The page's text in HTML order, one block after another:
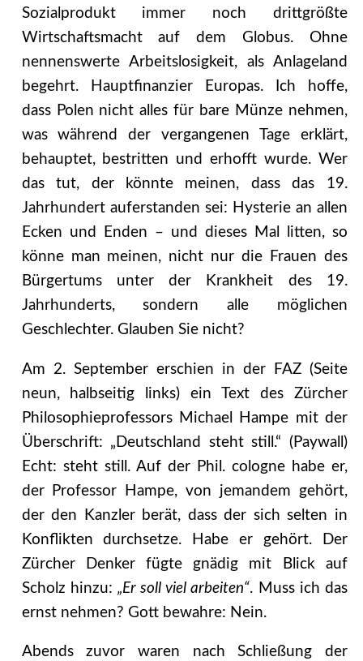
Sozialprodukt immer noch drittgrößte
Wirtschaftsmacht auf dem Globus. Ohne
nennenswerte Arbeitslosigkeit, als Anlageland
begehrt. Hauptfinanzier Europas. Ich hoffe,
dass Polen nicht alles für bare Münze nehmen,
was während der vergangenen Tage erklärt,
behauptet, bestritten und erhofft wurde. Wer
das tut, der könnte meinen, dass das 19.
Jahrhundert auferstanden sei: Hysterie an allen
Ecken und Enden – und dieses Mal litten, so
könne man meinen, nicht nur die Frauen des
Bürgertums unter der Krankheit des 19.
Jahrhunderts, sondern alle möglichen
Geschlechter. Glauben Sie nicht?
Am 2. September erschien in der FAZ (Seite
neun, halbseitig links) ein Text des Zürcher
Philosophieprofessors Michael Hampe mit der
Überschrift: „Deutschland steht still.“ (Paywall)
Echt: steht still. Auf der Phil. cologne habe er,
der Professor Hampe, von jemandem gehört,
der den Kanzler berät, dass der sich selten in
Konflikten durchsetze. Habe er gehört. Der
Zürcher Denker fügte gnädig mit Blick auf
Scholz hinzu: „Er soll viel arbeiten“. Muss ich das
ernst nehmen? Gott bewahre: Nein.
Abends zuvor waren nach Schließung der